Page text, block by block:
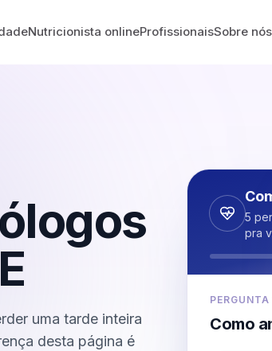
Nutricionista onlineProfissionaisSobre nós
uma tarde inteira
desta página é
5
pra
PERGUNTA
Como